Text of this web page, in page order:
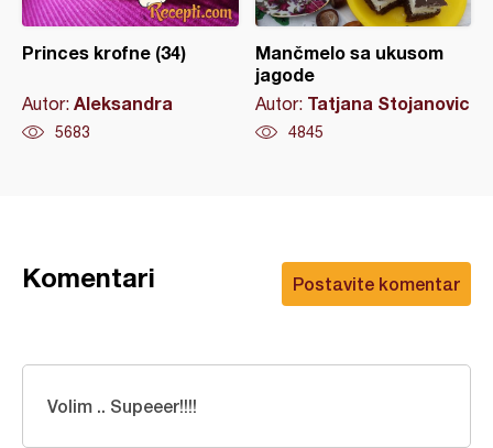
Princes krofne (34)
Autor: Aleksandra
5683
Mančmelo sa ukusom
jagode
Autor: Tatjana Stojanovic
4845
Postavite komentar
Komentari
Volim .. Supeeer!!!!